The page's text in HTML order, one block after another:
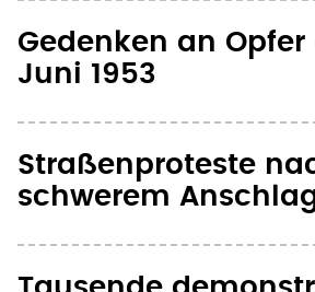
Gedenken an Opfer
Juni 1953
Straßenproteste
schwerem